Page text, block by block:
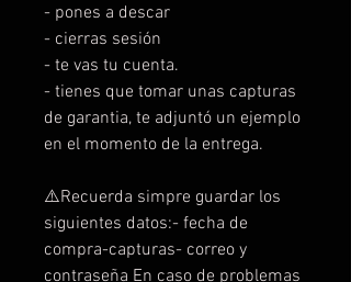
- pones a descar
- cierras sesión
- te vas tu cuenta.
- tienes que tomar unas capturas
de garantia, te adjuntó un ejemplo
en el momento de la entrega.
⚠️Recuerda simpre guardar los
siguientes datos:- fecha de
compra-capturas- correo y
contraseña En caso de problemas